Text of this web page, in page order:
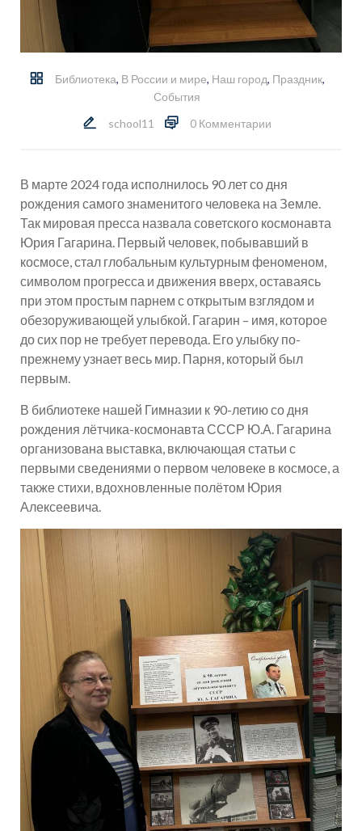
Библиотека, В России и мире, Наш город, Праздник,
События
school11
0 Комментарии
В марте 2024 года исполнилось 90 лет со дня
рождения самого знаменитого человека на Земле.
Так мировая пресса назвала советского космонавта
Юрия Гагарина. Первый человек, побывавший в
космосе, стал глобальным культурным феноменом,
символом прогресса и движения вверх, оставаясь
при этом простым парнем с открытым взглядом и
обезоруживающей улыбкой. Гагарин – имя, которое
до сих пор не требует перевода. Его улыбку по-
прежнему узнает весь мир. Парня, который был
первым.
В библиотеке нашей Гимназии к 90-летию со дня
рождения лётчика-космонавта СССР Ю.А. Гагарина
организована выставка, включающая статьи с
первыми сведениями о первом человеке в космосе, а
также стихи, вдохновленные полётом Юрия
Алексеевича.